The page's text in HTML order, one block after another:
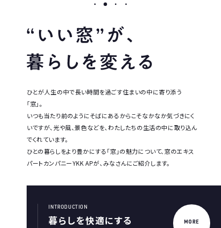
換気しやすい窓
デザイン窓
ひとが人生の中で長い時間を過ごす住まいの中に寄り添う
「窓」。
いつも当たり前のようにそばにあるからこそなかなか気づきにく
いですが、光や風、景色などを、わたしたちの生活の中に取り込ん
でくれています。
ひとの暮らしをより豊かにする「窓」の魅力について、窓のエキス
パートカンパニーYKK APが、みなさんにご紹介します。
INTRODUCTION
暮らしを快適にする
MORE